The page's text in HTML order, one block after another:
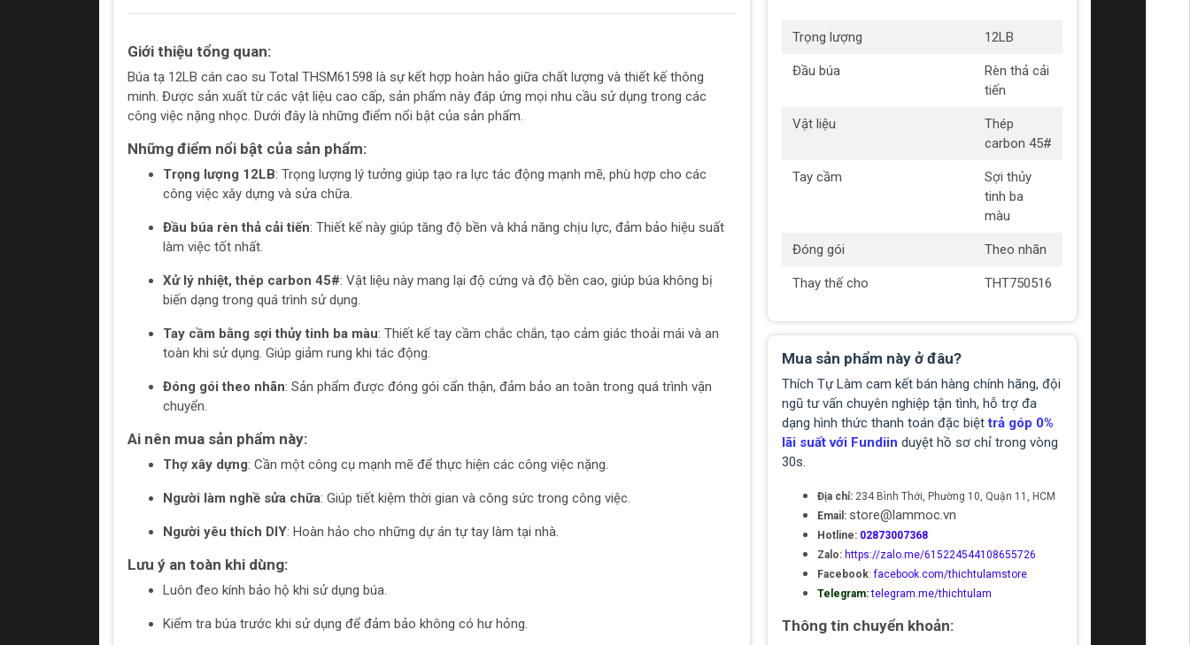
Giới thiệu tổng quan:
Búa tạ 12LB cán cao su Total THSM61598 là sự kết hợp hoàn hảo giữa chất lượng và thiết kế thông
minh. Được sản xuất từ các vật liệu cao cấp, sản phẩm này đáp ứng mọi nhu cầu sử dụng trong các
công việc nặng nhọc. Dưới đây là những điểm nổi bật của sản phẩm.
Những điểm nổi bật của sản phẩm:
Trọng lượng 12LB: Trọng lượng lý tưởng giúp tạo ra lực tác động mạnh mẽ, phù hợp cho các
công việc xây dựng và sửa chữa.
Đầu búa rèn thả cải tiến: Thiết kế này giúp tăng độ bền và khả năng chịu lực, đảm bảo hiệu suất
làm việc tốt nhất.
Xử lý nhiệt, thép carbon 45#: Vật liệu này mang lại độ cứng và độ bền cao, giúp búa không bị
biến dạng trong quá trình sử dụng.
Tay cầm bằng sợi thủy tinh ba màu: Thiết kế tay cầm chắc chắn, tạo cảm giác thoải mái và an
toàn khi sử dụng. Giúp giảm rung khi tác động.
Đóng gói theo nhãn: Sản phẩm được đóng gói cẩn thận, đảm bảo an toàn trong quá trình vận
chuyển.
Ai nên mua sản phẩm này:
Thợ xây dựng: Cần một công cụ mạnh mẽ để thực hiện các công việc nặng.
Người làm nghề sửa chữa: Giúp tiết kiệm thời gian và công sức trong công việc.
Người yêu thích DIY: Hoàn hảo cho những dự án tự tay làm tại nhà.
Lưu ý an toàn khi dùng:
Luôn đeo kính bảo hộ khi sử dụng búa.
Kiểm tra búa trước khi sử dụng để đảm bảo không có hư hỏng.
Trọng lượng 12LB
Đầu búa
Rèn thả cải
tiến
Vật liệu
Thép
carbon 45#
Tay cầm
Sợi thủy
tinh ba
màu
Đóng gói Theo nhãn
Thay thế cho THT750516
Mua sản phẩm này ở đâu?
Thích Tự Làm cam kết bán hàng chính hãng, đội
ngũ tư vấn chuyên nghiệp tận tình, hỗ trợ đa
dạng hình thức thanh toán đặc biệttrả góp 0%
lãi suất với Fundiin duyệt hồ sơ chỉ trong vòng
30s.
Địa chỉ: 234 Bình Thới, Phường 10, Quận 11, HCM
Email: store@lammoc.vn
Hotline: 02873007368
Zalo: https://zalo.me/615224544108655726
Facebook:facebook.com/thichtulamstore
Telegram: telegram.me/thichtulam
Thông tin chuyển khoản: